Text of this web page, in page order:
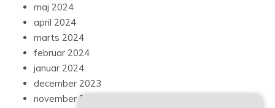
maj 2024
april 2024
marts 2024
februar 2024
januar 2024
december 2023
november 2023